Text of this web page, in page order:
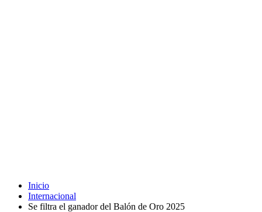
Inicio
Internacional
Se filtra el ganador del Balón de Oro 2025